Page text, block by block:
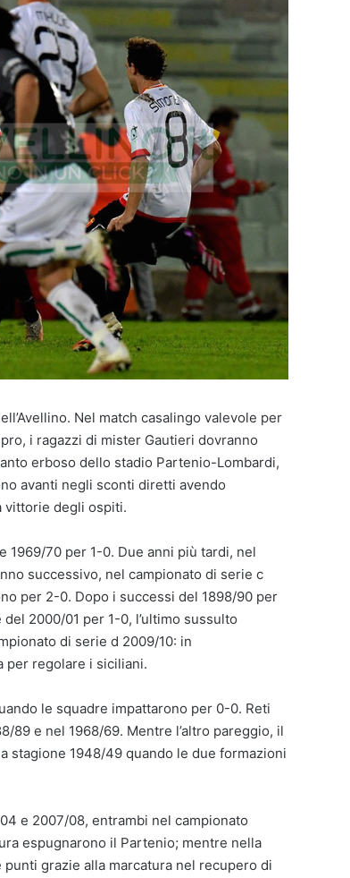
Nel match casalingo valevole per
i ragazzi di mister Gautieri dovranno
erboso dello stadio Partenio-Lombardi,
avanti negli sconti diretti avendo
vittorie degli ospiti.
1969/70 per 1-0. Due anni più tardi, nel
successivo, nel campionato di serie c
per 2-0. Dopo i successi del 1898/90 per
2000/01 per 1-0, l’ultimo sussulto
di serie d 2009/10: in
per regolare i siciliani.
le squadre impattarono per 0-0. Reti
89 e nel 1968/69. Mentre l’altro pareggio, il
stagione 1948/49 quando le due formazioni
e 2007/08, entrambi nel campionato
espugnarono il Partenio; mentre nella
grazie alla marcatura nel recupero di